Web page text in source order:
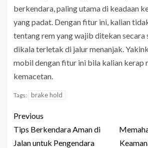
berkendara, paling utama di keadaan
yang padat. Dengan fitur ini, kalian
tentang rem yang wajib ditekan secara
dikala terletak di jalur menanjak.
mobil dengan fitur ini bila kalian kerap
kemacetan.
Tags: brake hold
Previous
Tips Berkendara Aman di
Jalan untuk Pengendara